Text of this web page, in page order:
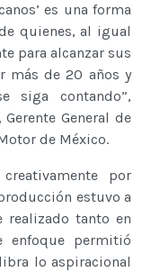
es una forma
quienes, al igual
para alcanzar sus
más de 20 años y
siga contando”,
General de
de México.
por
estuvo a
realizado tanto en
enfoque permitió
lo aspiracional